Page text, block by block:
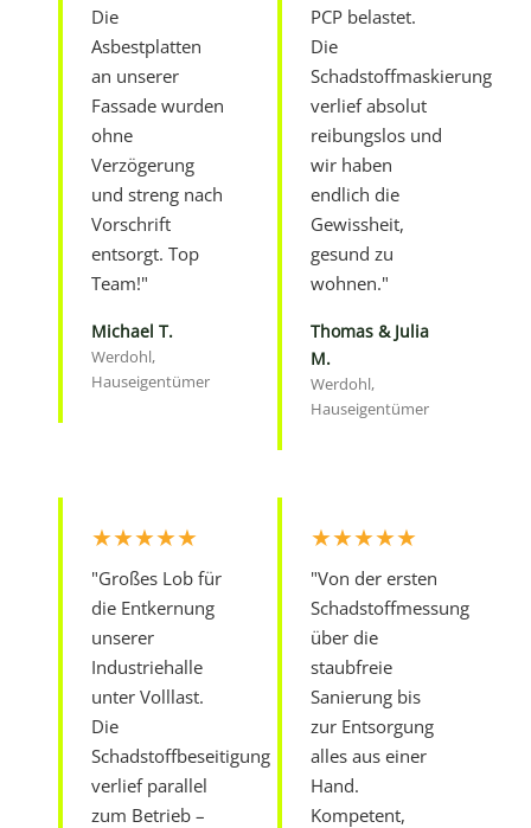
Die
Asbestplatten
an unserer
Fassade wurden
ohne
Verzögerung
und streng nach
Vorschrift
entsorgt. Top
Team!"
Michael T.
Werdohl,
Hauseigentümer
PCP belastet.
Die
Schadstoffmaskierung
verlief absolut
reibungslos und
wir haben
endlich die
Gewissheit,
gesund zu
wohnen."
Thomas & Julia
M.
Werdohl,
Hauseigentümer
★★★★★
"Großes Lob für
die Entkernung
unserer
Industriehalle
unter Volllast.
Die
Schadstoffbeseitigung
verlief parallel
zum Betrieb –
★★★★★
"Von der ersten
Schadstoffmessung
über die
staubfreie
Sanierung bis
zur Entsorgung
alles aus einer
Hand.
Kompetent,